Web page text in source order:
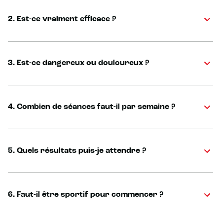
2. Est-ce vraiment efficace ?
3. Est-ce dangereux ou douloureux ?
4. Combien de séances faut-il par semaine ?
5. Quels résultats puis-je attendre ?
6. Faut-il être sportif pour commencer ?